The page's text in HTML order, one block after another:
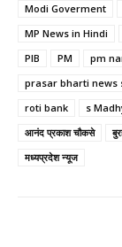
Modi Goverment
MP News in Hindi
PIB
PM pm
prasar bharti news
roti bank
s
आनंद प्रकाश चौकसे
मध्यप्रदेश न्यूज